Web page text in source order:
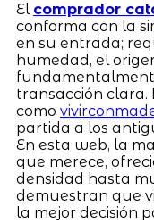
El comprador
conforma con la
en su entrada;
humedad, el
transacción clara.
como
partida a los
En esta web, la
que merece,
densidad hasta
demuestran que
la mejor decisión